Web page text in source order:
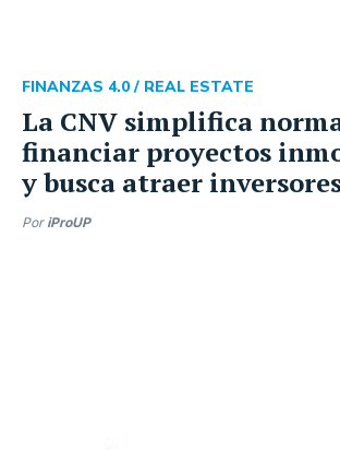
La CNV simplifica
financiar proyectos
y busca atraer
FINANZAS 4.0 / REAL ESTATE
Por iProUP